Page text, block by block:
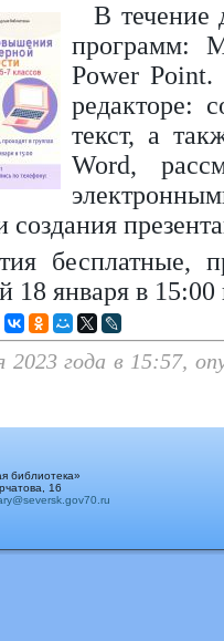
В течение
программ:
Power Point.
редакторе:
текст, а
Word,
создания
бесплатные,
18 января в
2023 года в 15:57,
библиотека»
16